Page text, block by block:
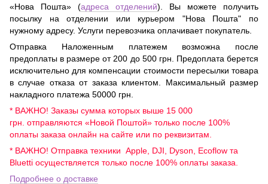
«Нова Пошта» (адреса отделений). Вы можете получить
посылку на отделении или курьером "Нова Пошта" по
нужному адресу. Услуги перевозчика оплачивает покупатель.
Отправка Наложенным платежем возможна после
предоплаты в размере от 200 до 500 грн. Предоплата берется
исключительно для компенсации стоимости пересылки товара
в случае отказа от заказа клиентом. Максимальный размер
накладного платежа 50000 грн.
* ВАЖНО! Заказы сумма которых выше 15 000
грн. отправляются «Новой Поштой» только после 100%
оплаты заказа онлайн на сайте или по реквизитам.
* ВАЖНО! Отправка техники Apple, DJI, Dyson, Ecoflow та
Bluetti осуществляется только после 100% оплаты заказа.
Подробнее о доставке